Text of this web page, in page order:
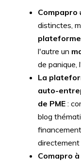
Compapro
distinctes,
l'autre un
de panique,
La
auto-
de PME :
blog
directement
Comapro